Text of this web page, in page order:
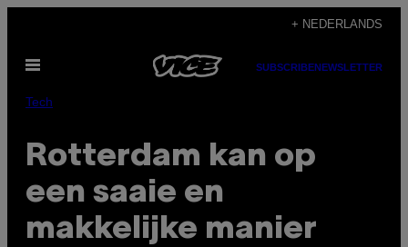
de
inhoud
+ NEDERLANDS
Open
SUBSCRIBENEWSLETTER
Tech
Rotterdam kan op
een saaie en
makkelijke manier